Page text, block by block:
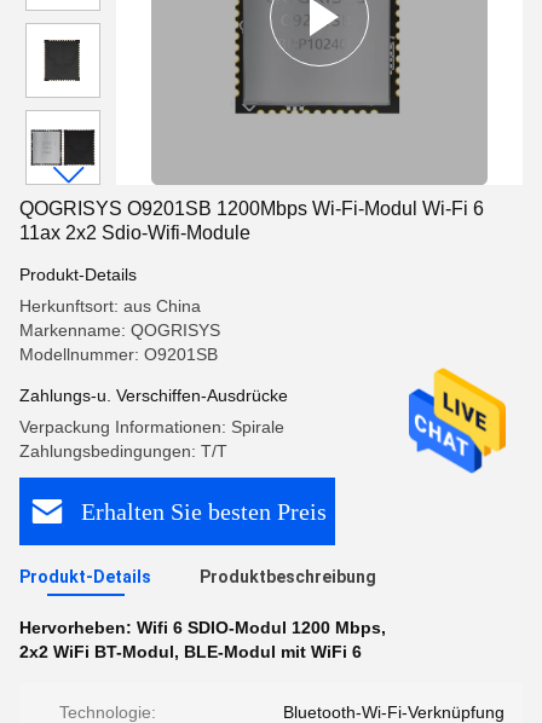
QOGRISYS O9201SB 1200Mbps Wi-Fi-Modul Wi-Fi 6
11ax 2x2 Sdio-Wifi-Module
Produkt-Details
Herkunftsort: aus China
Markenname: QOGRISYS
Modellnummer: O9201SB
Zahlungs-u. Verschiffen-Ausdrücke
Verpackung Informationen: Spirale
Zahlungsbedingungen: T/T
Erhalten Sie besten Preis
Produkt-Details Produktbeschreibung
Hervorheben: Wifi 6 SDIO-Modul 1200 Mbps,
2x2 WiFi BT-Modul, BLE-Modul mit WiFi 6
Technologie: Bluetooth-Wi-Fi-Verknüpfung